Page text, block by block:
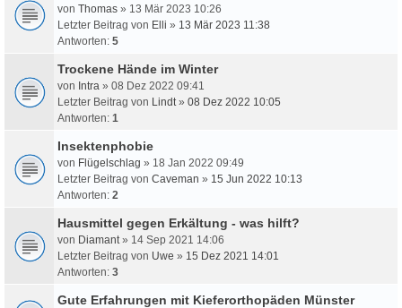
von Thomas » 13 Mär 2023 10:26
Letzter Beitrag von Elli » 13 Mär 2023 11:38
Antworten: 5
Trockene Hände im Winter
von Intra » 08 Dez 2022 09:41
Letzter Beitrag von Lindt» 08 Dez 2022 10:05
Antworten: 1
Insektenphobie
von Flügelschlag » 18 Jan 2022 09:49
Letzter Beitrag von Caveman » 15 Jun 2022 10:13
Antworten: 2
Hausmittel gegen Erkältung - was hilft?
von Diamant» 14 Sep 2021 14:06
Letzter Beitrag von Uwe » 15 Dez 2021 14:01
Antworten: 3
Gute Erfahrungen mit Kieferorthopäden Münster